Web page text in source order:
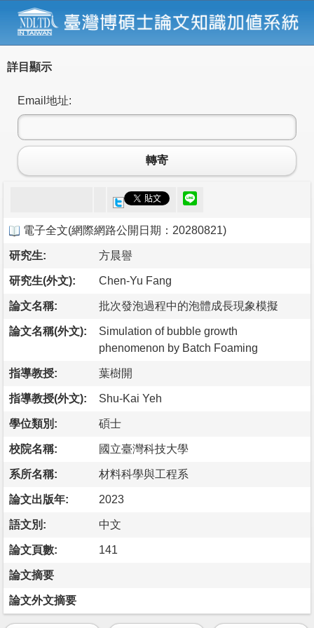
詳目顯示
Email地址:
轉寄
電子全文(網際網路公開日期：20280821)
研究生: 方晨譽
研究生(外文): Chen-Yu Fang
論文名稱: 批次發泡過程中的泡體成長現象模擬
論文名稱(外文):
Simulation of bubble growth
phenomenon by Batch Foaming
指導教授: 葉樹開
指導教授(外文): Shu-Kai Yeh
學位類別: 碩士
校院名稱: 國立臺灣科技大學
系所名稱: 材料科學與工程系
論文出版年: 2023
語文別: 中文
論文頁數: 141
論文摘要
論文外文摘要